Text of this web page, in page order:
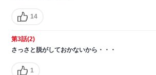
14
第3話(2)
さっさと脱がしておかないから・・・
1